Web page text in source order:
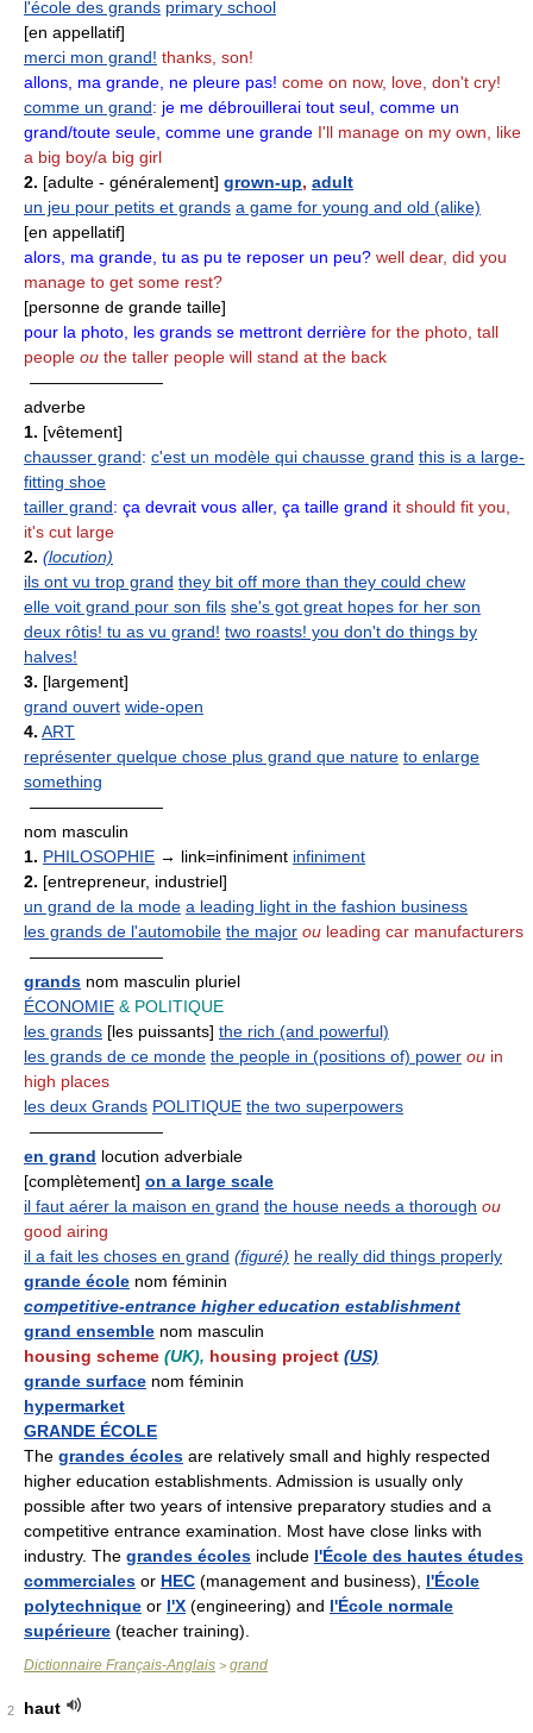
l'école des grands primary school
[en appellatif]
merci mon grand! thanks, son!
allons, ma grande, ne pleure pas! come on now, love, don't cry!
comme un grand: je me débrouillerai tout seul, comme un
grand/toute seule, comme une grande I'll manage on my own, like
a big boy/a big girl
2. [adulte - généralement] grown-up, adult
un jeu pour petits et grands a game for young and old (alike)
[en appellatif]
alors, ma grande, tu as pu te reposer un peu? well dear, did you
manage to get some rest?
[personne de grande taille]
pour la photo, les grands se mettront derrière for the photo, tall
people ou the taller people will stand at the back
————————
adverbe
1. [vêtement]
chausser grand: c'est un modèle qui chausse grand this is a large-
fitting shoe
tailler grand: ça devrait vous aller, ça taille grand it should fit you,
it's cut large
2. (locution)
ils ont vu trop grand they bit off more than they could chew
elle voit grand pour son fils she's got great hopes for her son
deux rôtis! tu as vu grand! two roasts! you don't do things by
halves!
3. [largement]
grand ouvert wide-open
4. ART
représenter quelque chose plus grand que nature to enlarge
something
————————
nom masculin
1. PHILOSOPHIE → link=infiniment infiniment
2. [entrepreneur, industriel]
un grand de la mode a leading light in the fashion business
les grands de l'automobile the major ou leading car manufacturers
————————
grands nom masculin pluriel
ÉCONOMIE & POLITIQUE
les grands [les puissants] the rich (and powerful)
les grands de ce monde the people in (positions of) power ou in
high places
les deux Grands POLITIQUE the two superpowers
————————
en grand locution adverbiale
[complètement] on a large scale
il faut aérer la maison en grand the house needs a thorough ou
good airing
il a fait les choses en grand (figuré) he really did things properly
grande école nom féminin
competitive-entrance higher education establishment
grand ensemble nom masculin
housing scheme (UK), housing project (US)
grande surface nom féminin
hypermarket
GRANDE ÉCOLE
The grandes écoles are relatively small and highly respected
higher education establishments. Admission is usually only
possible after two years of intensive preparatory studies and a
competitive entrance examination. Most have close links with
industry. The grandes écoles include l'École des hautes études
commerciales or HEC (management and business), l'École
polytechnique or l'X (engineering) and l'École normale
supérieure (teacher training).
Dictionnaire Français-Anglais > grand
2 haut